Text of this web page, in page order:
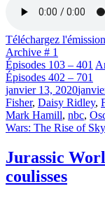
Téléchargez
Archive # 1
Épisodes 103 – 401
Épisodes 402 – 701
Publié
le
janvier 13, 2020
Fisher, Daisy Ridley,
Mark Hamill, nbc,
Wars: The Rise of
Jurassic
coulisses